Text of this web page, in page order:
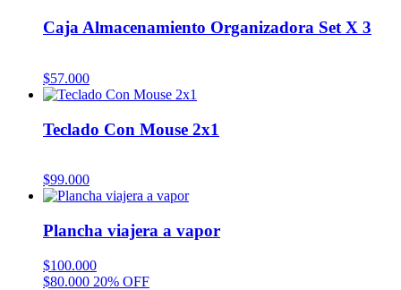
Caja Almacenamiento Organizadora Set X 3
$57.000
Teclado Con Mouse 2x1
$99.000
Plancha viajera a vapor
$100.000
$80.000 20% OFF